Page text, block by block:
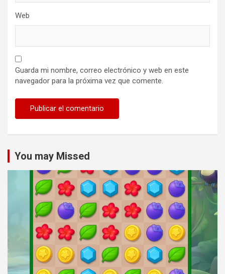
Web
Guarda mi nombre, correo electrónico y web en este
navegador para la próxima vez que comente.
You may Missed